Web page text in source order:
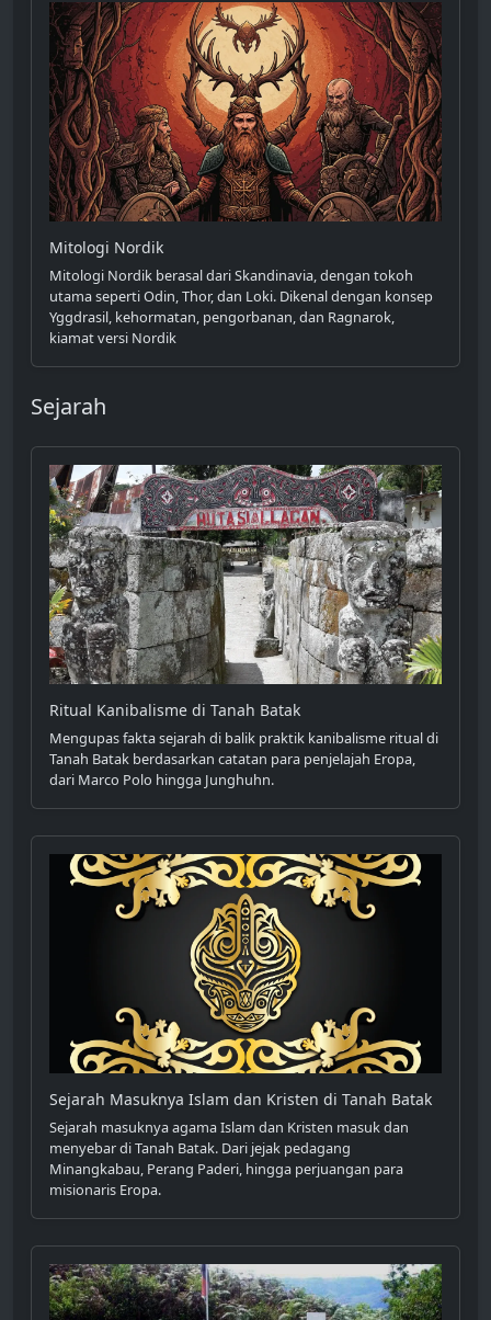
Mitologi Nordik
Mitologi Nordik berasal dari Skandinavia, dengan tokoh
utama seperti Odin, Thor, dan Loki. Dikenal dengan konsep
Yggdrasil, kehormatan, pengorbanan, dan Ragnarok,
kiamat versi Nordik
Sejarah
Ritual Kanibalisme di Tanah Batak
Mengupas fakta sejarah di balik praktik kanibalisme ritual di
Tanah Batak berdasarkan catatan para penjelajah Eropa,
dari Marco Polo hingga Junghuhn.
Sejarah Masuknya Islam dan Kristen di Tanah Batak
Sejarah masuknya agama Islam dan Kristen masuk dan
menyebar di Tanah Batak. Dari jejak pedagang
Minangkabau, Perang Paderi, hingga perjuangan para
misionaris Eropa.